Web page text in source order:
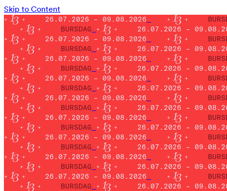
Skip to Content
26.07.2026 – 09.08.2026
BURSDAG
26.07.2026 –
26.07.2026 – 09.08.2026
BURSDAG
26.07.2026 –
26.07.2026 – 09.08.2026
BURSDAG
26.07.2026 –
26.07.2026 – 09.08.2026
BURSDAG
26.07.2026 –
26.07.2026 – 09.08.2026
BURSDAG
26.07.2026 –
26.07.2026 – 09.08.2026
BURSDAG
26.07.2026 –
26.07.2026 – 09.08.2026
BURSDAG
26.07.2026 –
26.07.2026 – 09.08.2026
BURSDAG
26.07.2026 –
26.07.2026 – 09.08.2026
BURSDAG
26.07.2026 –